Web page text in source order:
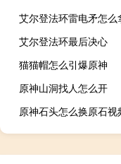
艾尔登法环雷电矛怎么
艾尔登法环最后决心
猫猫帽怎么引爆原神
原神山洞找人怎么开
原神石头怎么换原石视